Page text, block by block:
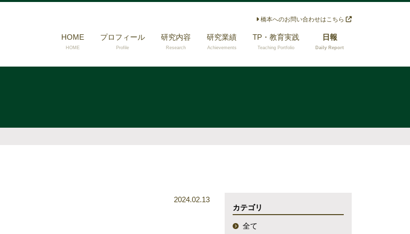
橋本へのお問い合わせはこちら
HOME
HOME
プロフィール
Profile
研究内容
Research
研究業績
Achievements
メディア論 × 公共
TP・教育実践
Teaching Portfolio
日報
Daily Report
2024.02.13
カテゴリ
全て